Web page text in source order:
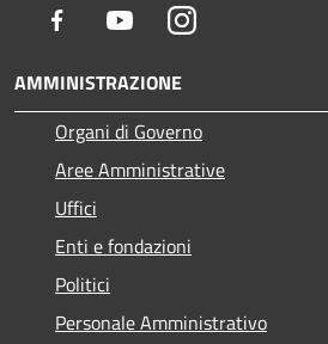
Facebook YoutubeInstagram
AMMINISTRAZIONE
Organi di Governo
Aree Amministrative
Uffici
Enti e fondazioni
Politici
Personale Amministrativo